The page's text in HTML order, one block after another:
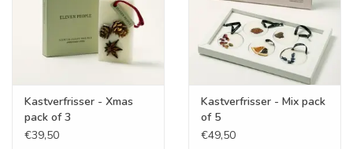
Kastverfrisser - Xmas
pack of 3
€39,50
Kastverfrisser - Mix pack
of 5
€49,50